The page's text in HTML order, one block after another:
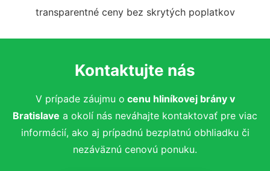
transparentné ceny bez skrytých poplatkov
Kontaktujte nás
V prípade záujmu o cenu hliníkovej brány v
Bratislave a okolí nás neváhajte kontaktovať pre viac
informácií, ako aj prípadnú bezplatnú obhliadku či
nezáväznú cenovú ponuku.